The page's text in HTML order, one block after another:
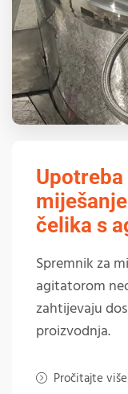
čelika s
Spremnik za
agitatorom
zahtijevaju
proizvodnja.
Pročitajte više